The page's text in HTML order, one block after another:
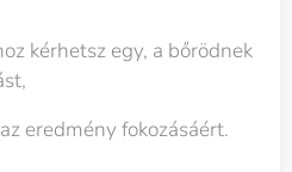
kérhetsz egy, a bőrödnek
eredmény fokozásáért.